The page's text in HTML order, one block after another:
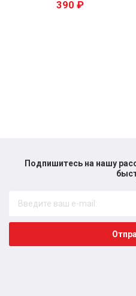
390 ₽
Подпишитесь на нашу